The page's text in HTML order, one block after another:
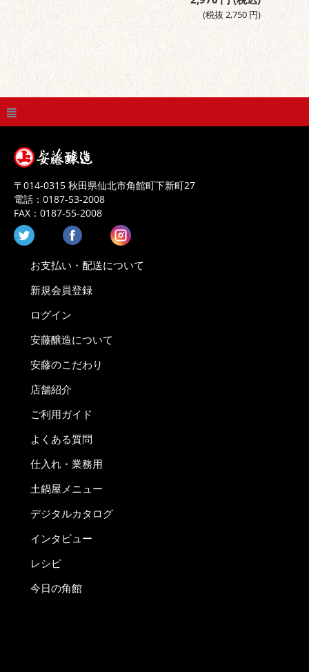
(税抜 2,750 円)
〒 014-0315 秋田県仙北市角館町下新町27
電話： 0187-53-2008
FAX： 0187-55-2008
お支払い・配送について
新規会員登録
ログイン
安藤醸造について
安藤のこだわり
店舗紹介
ご利用ガイド
よくある質問
仕入れ・業務用
土鍋屋メニュー
デジタルカタログ
インタビュー
レシピ
今日の角館